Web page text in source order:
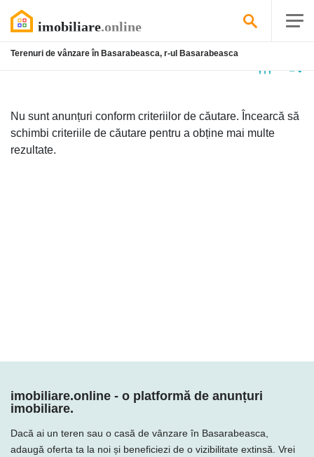
Terenuri de vânzare în Basarabeasca, r-ul Basarabeasca
Nu sunt anunțuri conform criteriilor de căutare. Încearcă să
schimbi criteriile de căutare pentru a obține mai multe
rezultate.
imobiliare.online - o platformă de anunțuri
imobiliare.
Dacă ai un teren sau o casă de vânzare în Basarabeasca,
adaugă oferta ta la noi și beneficiezi de o vizibilitate extinsă. Vrei